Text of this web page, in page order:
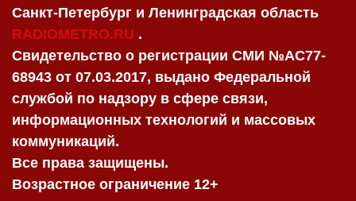
Санкт-Петербург и Ленинградская область
RADIOMETRO.RU .
Свидетельство о регистрации СМИ №AC77-
68943 от 07.03.2017, выдано Федеральной
службой по надзору в сфере связи,
информационных технологий и массовых
коммуникаций.
Все права защищены.
Возрастное ограничение 12+